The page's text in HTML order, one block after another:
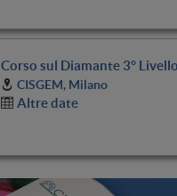
Corso sul Diamante 3° Livello
CISGEM, Milano
Altre date